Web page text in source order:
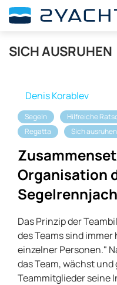
SICH AUSRUHEN
Denis Korablev
Segeln Hilfreiche
Regatta
Sich ausruhen
Organisation
Das Prinzip der
des Teams sind
einzelner Personen."
das Team, wächst
Teammitglieder seine